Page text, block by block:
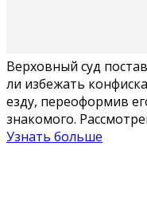
Верховный суд
ли избежать
езду, переоформив
знакомого.
Узнать больше